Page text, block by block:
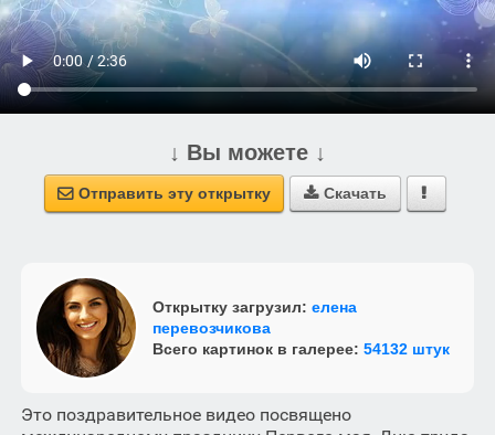
↓ Вы можете ↓
 Отправить эту открытку  Скачать 
Открытку загрузил: елена
перевозчикова
Всего картинок в галерее: 54132 штук
Это поздравительное видео посвящено